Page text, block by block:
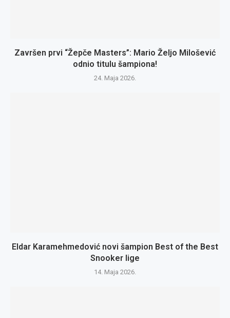
Završen prvi “Žepče Masters”: Mario Željo Milošević
odnio titulu šampiona!
24. Maja 2026.
Eldar Karamehmedović novi šampion Best of the Best
Snooker lige
14. Maja 2026.